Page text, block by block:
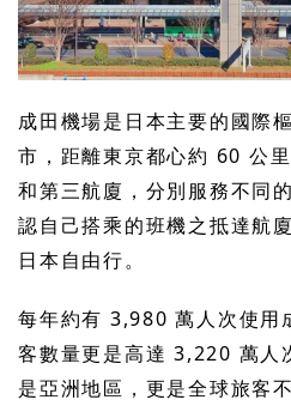
成田機場是日本主要的國際
市，距離東京都心約 60 公
和第三航廈，分別服務不同
認自己搭乘的班機之抵達航
日本自由行。
每年約有 3,980 萬人次使用
客數量更是高達 3,220 萬人
是亞洲地區，更是全球旅客